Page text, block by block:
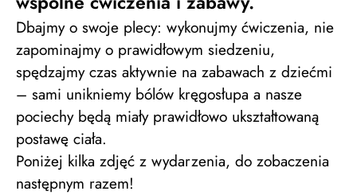
Dbajmy o swoje plecy: wykonujmy ćwiczenia, nie
zapominajmy o prawidłowym siedzeniu,
spędzajmy czas aktywnie na zabawach z dziećmi
– sami unikniemy bólów kręgosłupa a nasze
pociechy będą miały prawidłowo ukształtowaną
postawę ciała.
Poniżej kilka zdjęć z wydarzenia, do zobaczenia
następnym razem!